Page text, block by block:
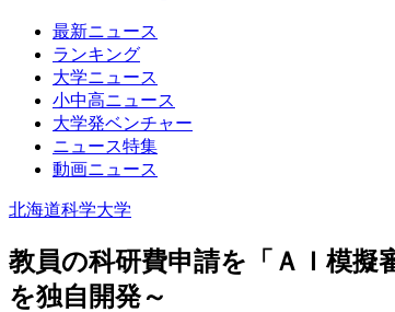
最新ニュース
ランキング
大学ニュース
小中高ニュース
大学発ベンチャー
ニュース特集
動画ニュース
北海道科学大学
教員の科研費申請を「ＡＩ模擬
を独自開発～